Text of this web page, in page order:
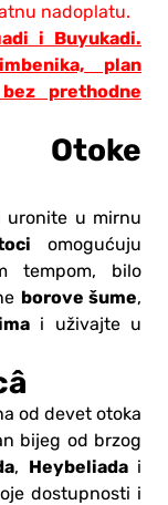
nadoplatu.
i Buyukadi.
plan
prethodne
Otoke
uronite u mirnu
omogućuju
tempom, bilo
borove šume,
i uživajte u
od devet otoka
bijeg od brzog
, Heybeliadai
dostupnosti i